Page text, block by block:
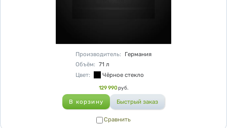
Характеристики
Производитель:
Германия
Объём: 71 л
Цвет: Чёрное стекло
129 990 руб.
Сравнить